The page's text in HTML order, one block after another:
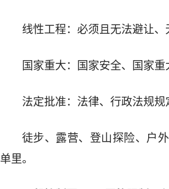
线性工程：必须且无法避让
国家重大：国家安全、国家
法定批准：法律、行政法规
徒步、露营、登山探险、户
单里。